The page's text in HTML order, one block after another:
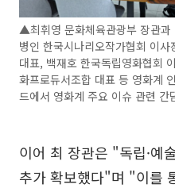
▲최휘영 문화체육관광부 장관과
병인 한국시나리오작가협회 이
대표, 백재호 한국독립영화협회
화프로듀서조합 대표 등 영화계
드에서 영화계 주요 이슈 관련
이어 최 장관은 "독립·예
추가 확보했다"며 "이를